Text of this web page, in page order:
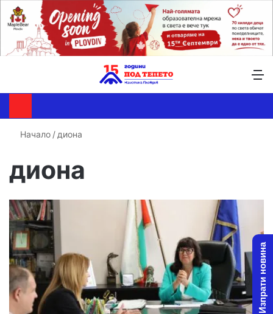
Начало / диона
диона
Изпрати новина